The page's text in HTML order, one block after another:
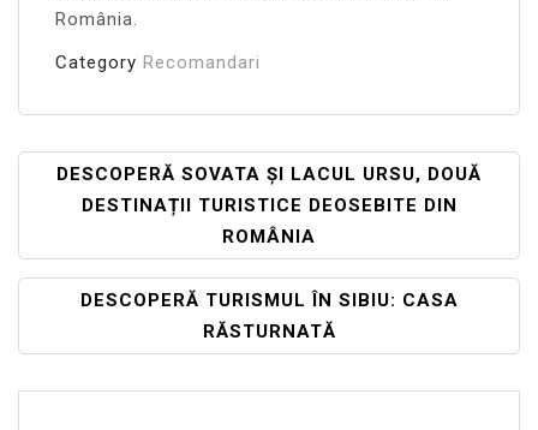
România.
Category Recomandari
Navigare
Articole
DESCOPERĂ SOVATA ȘI LACUL URSU, DOUĂ
DESTINAȚII TURISTICE DEOSEBITE DIN
ROMÂNIA
DESCOPERĂ TURISMUL ÎN SIBIU: CASA
RĂSTURNATĂ